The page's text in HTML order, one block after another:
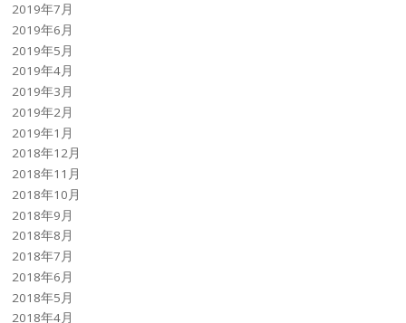
2019年7月
2019年6月
2019年5月
2019年4月
2019年3月
2019年2月
2019年1月
2018年12月
2018年11月
2018年10月
2018年9月
2018年8月
2018年7月
2018年6月
2018年5月
2018年4月